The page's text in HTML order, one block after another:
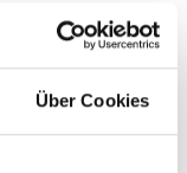
Über Cookies